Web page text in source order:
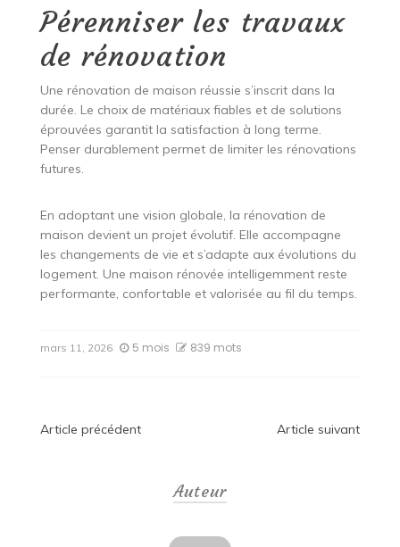
Pérenniser les travaux
de rénovation
Une rénovation de maison réussie s’inscrit dans la
durée. Le choix de matériaux fiables et de solutions
éprouvées garantit la satisfaction à long terme.
Penser durablement permet de limiter les rénovations
futures.
En adoptant une vision globale, la rénovation de
maison devient un projet évolutif. Elle accompagne
les changements de vie et s’adapte aux évolutions du
logement. Une maison rénovée intelligemment reste
performante, confortable et valorisée au fil du temps.
mars 11, 2026 5 mois 839 mots
Navigation
Article précédent Article suivant
Auteur